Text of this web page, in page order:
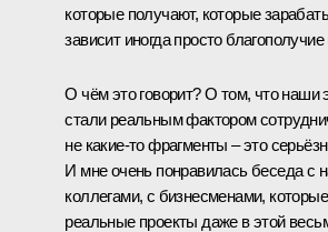
которые получают, которые
зависит иногда просто
О чём это говорит? О том, что наши
стали реальным фактором
не какие‑то фрагменты – это
И мне очень понравилась беседа с
коллегами, с бизнесменами,
реальные проекты даже в этой